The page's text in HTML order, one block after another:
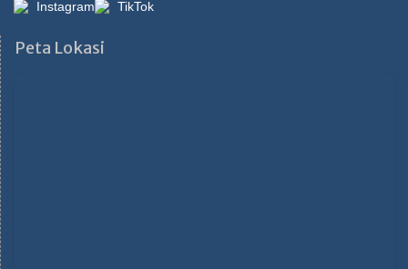
Instagram TikTok
Peta Lokasi